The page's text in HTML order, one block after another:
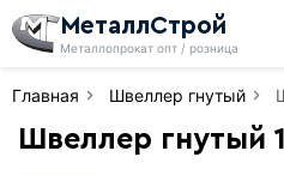
МеталлСтрой
Металлопрокат опт / розница
Главная Швеллер гнутый
Швеллер гнутый